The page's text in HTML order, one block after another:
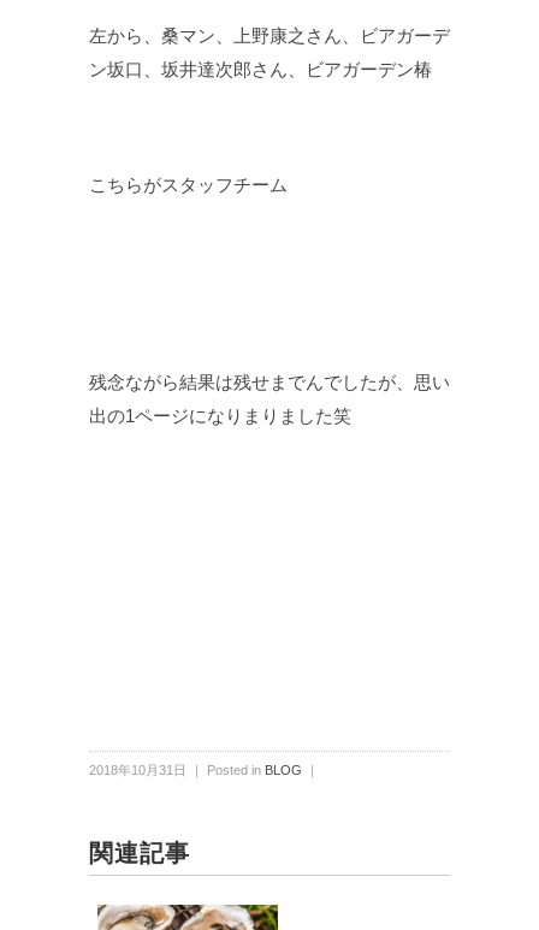
左から、桑マン、上野康之さん、ビアガーデ
ン坂口、坂井達次郎さん、ビアガーデン椿
こちらがスタッフチーム
残念ながら結果は残せまでんでしたが、思い
出の1ページになりまりました笑
2018年10月31日 ｜ Posted in BLOG ｜
関連記事